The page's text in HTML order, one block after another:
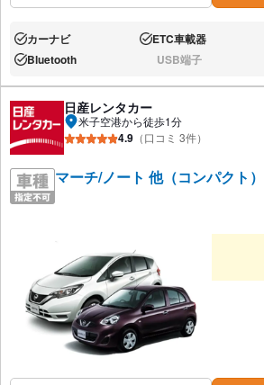
あり:カーナビ あり:ETC車載器
あり:Bluetooth なし:USB端子
日産レンタカー
米子空港から徒歩1分
4.9 （口コミ 3件）
マーチ/ノート 他（コンパクト）